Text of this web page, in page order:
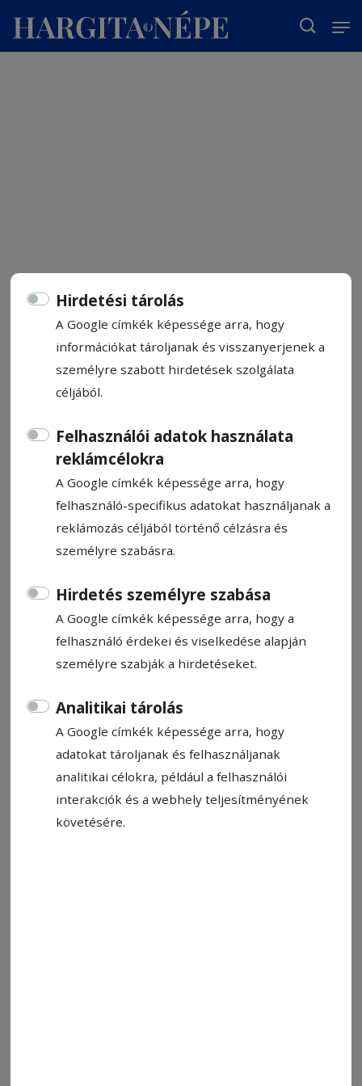
Hirdetési tárolás
A Google címkék képessége arra, hogy
információkat tároljanak és visszanyerjenek a
személyre szabott hirdetések szolgálata
céljából.
Felhasználói adatok használata
reklámcélokra
A Google címkék képessége arra, hogy
felhasználó-specifikus adatokat használjanak a
reklámozás céljából történő célzásra és
személyre szabásra.
Hirdetés személyre szabása
A Google címkék képessége arra, hogy a
felhasználó érdekei és viselkedése alapján
személyre szabják a hirdetéseket.
Analitikai tárolás
A Google címkék képessége arra, hogy
adatokat tároljanak és felhasználjanak
analitikai célokra, például a felhasználói
interakciók és a webhely teljesítményének
követésére.
A gyergyóremetei
Lovasklubban a modern
megoldások is otthonra
találtak
HN-információ
2025. július 8., 20:12